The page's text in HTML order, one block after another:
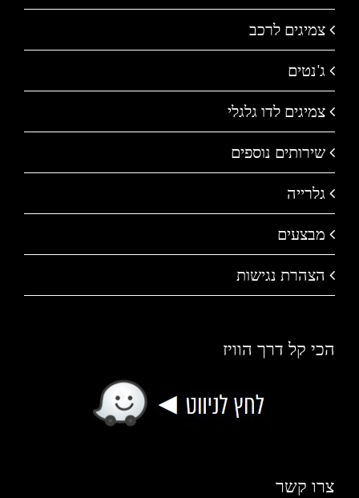
צמיגים לרכב
ג'נטים
צמיגים לדו גלגלי
שירותים נוספים
גלרייה
מבצעים
הצהרת נגישות
הכי קל דרך הוויז
צרו קשר